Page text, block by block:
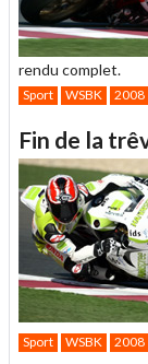
rendu complet.
Sport WSBK 2008
Fin de la
Sport WSBK 2008